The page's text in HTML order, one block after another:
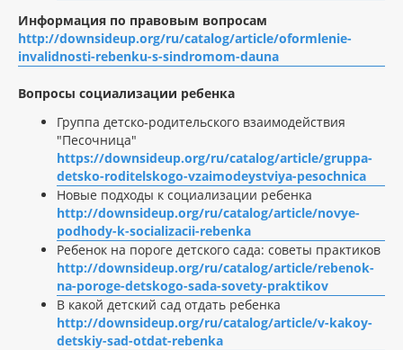
Информация по правовым вопросам
http://downsideup.org/ru/catalog/article/oformlenie-
invalidnosti-rebenku-s-sindromom-dauna
Вопросы социализации ребенка
Группа детско-родительского взаимодействия
"Песочница"
https://downsideup.org/ru/catalog/article/gruppa-
detsko-roditelskogo-vzaimodeystviya-pesochnica
Новые подходы к социализации ребенка
http://downsideup.org/ru/catalog/article/novye-
podhody-k-socializacii-rebenka
Ребенок на пороге детского сада: советы практиков
http://downsideup.org/ru/catalog/article/rebenok-
na-poroge-detskogo-sada-sovety-praktikov
В какой детский сад отдать ребенка
http://downsideup.org/ru/catalog/article/v-kakoy-
detskiy-sad-otdat-rebenka